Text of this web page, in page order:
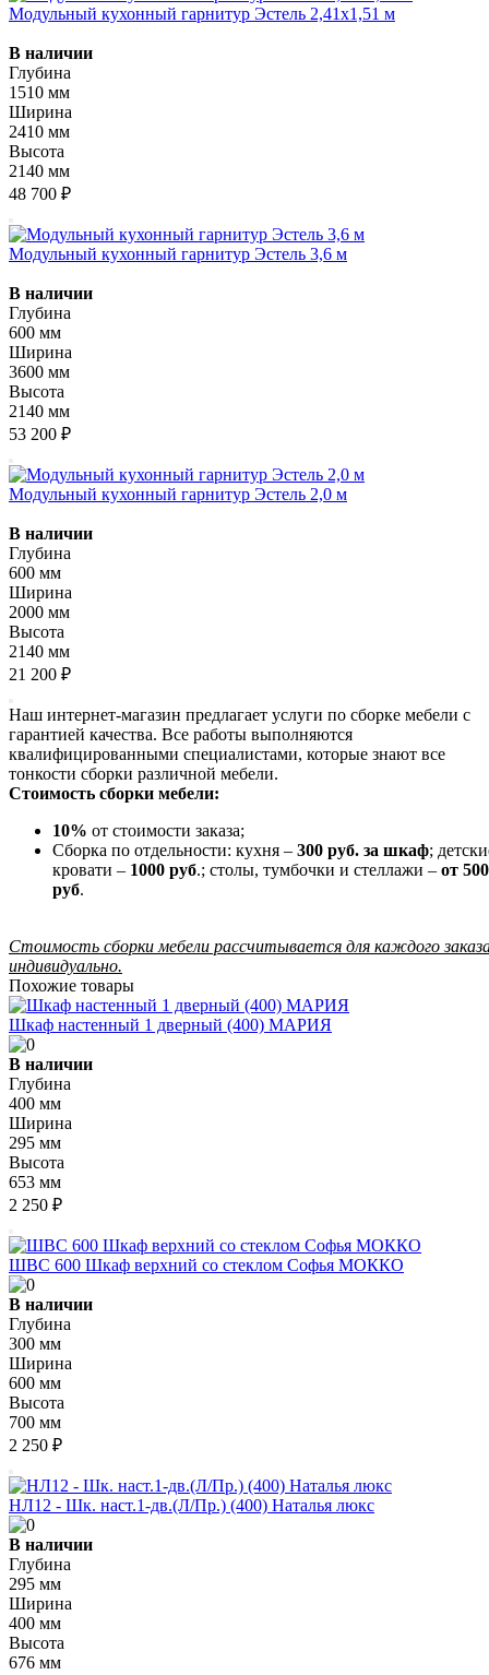
Модульный кухонный гарнитур Эстель 2,41х1,51 м
В наличии
Глубина
1510 мм
Ширина
2410 мм
Высота
2140 мм
48 700 ₽
Модульный кухонный гарнитур Эстель 3,6 м
В наличии
Глубина
600 мм
Ширина
3600 мм
Высота
2140 мм
53 200 ₽
Модульный кухонный гарнитур Эстель 2,0 м
В наличии
Глубина
600 мм
Ширина
2000 мм
Высота
2140 мм
21 200 ₽
Наш интернет-магазин предлагает услуги по сборке мебели с
гарантией качества. Все работы выполняются
квалифицированными специалистами, которые знают все
тонкости сборки различной мебели.
Стоимость сборки мебели:
10% от стоимости заказа;
Сборка по отдельности: кухня – 300 руб. за шкаф;
кровати – 1000 руб.; столы, тумбочки и стеллажи – от 500
руб.
Стоимость сборки мебели рассчитывается для каждого
индивидуально.
Похожие товары
Шкаф настенный 1 дверный (400) МАРИЯ
В наличии
Глубина
400 мм
Ширина
295 мм
Высота
653 мм
2 250 ₽
ШВС 600 Шкаф верхний со стеклом Софья МОККО
В наличии
Глубина
300 мм
Ширина
600 мм
Высота
700 мм
2 250 ₽
НЛ12 - Шк. наст.1-дв.(Л/Пр.) (400) Наталья люкс
В наличии
Глубина
295 мм
Ширина
400 мм
Высота
676 мм